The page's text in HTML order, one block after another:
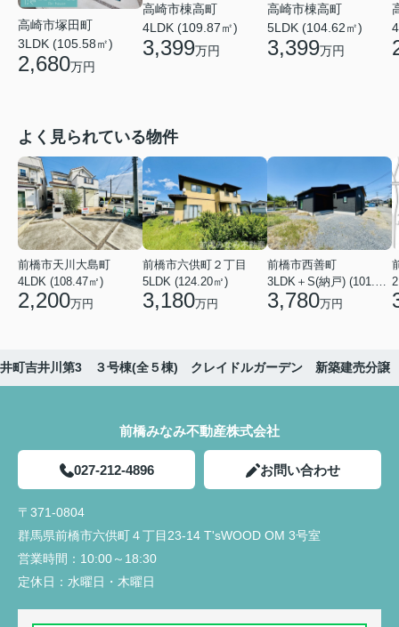
高崎市塚田町
3LDK (105.58㎡)
2,680万円
高崎市棟高町
4LDK (109.87㎡)
3,399万円
高崎市棟高町
5LDK (104.62㎡)
3,399万円
よく見られている物件
前橋市天川大島町
4LDK (108.47㎡)
2,200万円
前橋市六供町２丁目
5LDK (124.20㎡)
3,180万円
前橋市西善町
3LDK＋S(納戸) (101.02㎡)
3,780万円
井町吉井川第3 ３号棟(全５棟) クレイドルガーデン 新築建売分譲
前橋みなみ不動産株式会社
027-212-4896 お問い合わせ
〒371-0804
群馬県前橋市六供町４丁目23‐14 T'sWOOD OM 3号室
営業時間： 10:00～18:30
定休日： 水曜日・木曜日